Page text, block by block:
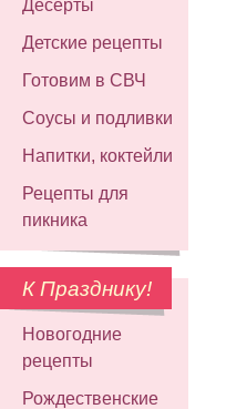
Десерты
Детские рецепты
Готовим в СВЧ
Соусы и подливки
Напитки, коктейли
Рецепты для
пикника
К Празднику!
Новогодние
рецепты
Рождественские